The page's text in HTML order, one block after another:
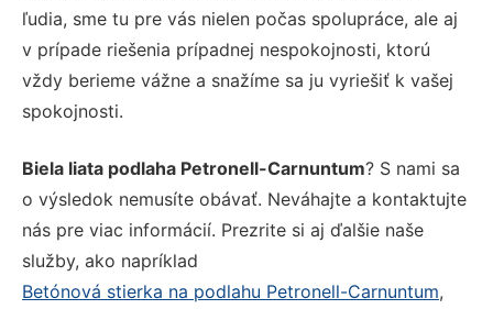
ľudia, sme tu pre vás nielen počas spolupráce, ale aj
v prípade riešenia prípadnej nespokojnosti, ktorú
vždy berieme vážne a snažíme sa ju vyriešiť k vašej
spokojnosti.
Biela liata podlaha Petronell-Carnuntum? S nami sa
o výsledok nemusíte obávať. Neváhajte a kontaktujte
nás pre viac informácií. Prezrite si aj ďalšie naše
služby, ako napríklad
Betónová stierka na podlahu Petronell-Carnuntum,